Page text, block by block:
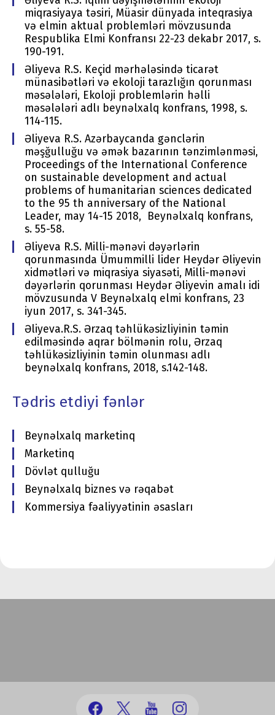
miqrasiyaya təsiri, Müasir dünyada inteqrasiya
və elmin aktual problemləri mövzusunda
Respublika Elmi Konfransı 22-23 dekabr 2017, s.
190-191.
Əliyeva R.S. Keçid mərhələsində ticarət
münasibətləri və ekoloji tarazlığın qorunması
məsələləri, Ekoloji problemlərin həlli
məsələləri adlı beynəlxalq konfrans, 1998, s.
114-115.
Əliyeva R.S. Azərbaycanda gənclərin
məşğulluğu və əmək bazarının tənzimlənməsi,
Proceedings of the International Conference
on sustainable development and actual
problems of humanitarian sciences dedicated
to the 95 th anniversary of the National
Leader, may 14-15 2018, Beynəlxalq konfrans,
s. 55-58.
Əliyeva R.S. Milli-mənəvi dəyərlərin
qorunmasında Ümummilli lider Heydər Əliyevin
xidmətləri və miqrasiya siyasəti, Milli-mənəvi
dəyərlərin qorunması Heydər Əliyevin amalı idi
mövzusunda V Beynəlxalq elmi konfrans, 23
iyun 2017, s. 341-345.
Əliyeva.R.S. Ərzaq təhlükəsizliyinin təmin
edilməsində aqrar bölmənin rolu, Ərzaq
təhlükəsizliyinin təmin olunması adlı
beynəlxalq konfrans, 2018, s.142-148.
Tədris etdiyi fənlər
Beynəlxalq marketinq
Marketinq
Dövlət qulluğu
Beynəlxalq biznes və rəqabət
Kommersiya fəaliyyətinin əsasları